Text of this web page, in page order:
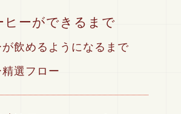
ヒーができるまで
が飲めるようになるまで
選フロー